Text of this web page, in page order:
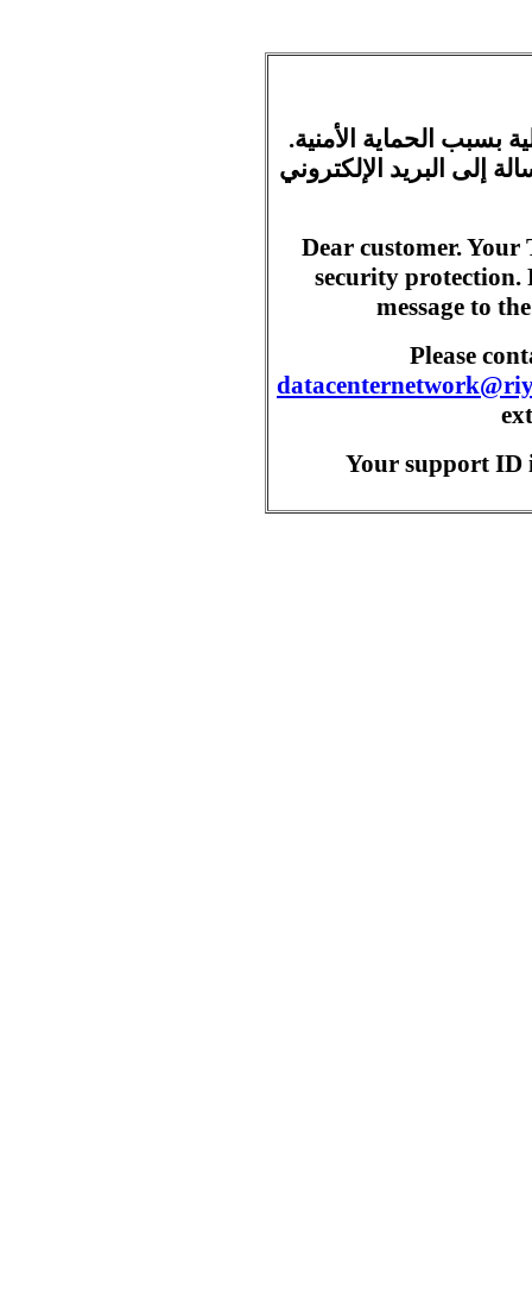
بسبب الحماية الأمنية.
إلى البريد الإلكتروني
Dear customer. Your
security protection.
message to
Please
Your support ID